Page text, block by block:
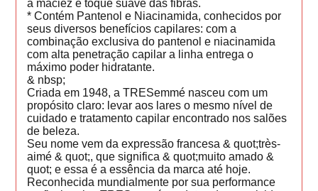
a maciez e toque suave das fibras.
* Contém Pantenol e Niacinamida, conhecidos por
seus diversos benefícios capilares: com a
combinação exclusiva do pantenol e niacinamida
com alta penetração capilar a linha entrega o
máximo poder hidratante.
& nbsp;
Criada em 1948, a TRESemmé nasceu com um
propósito claro: levar aos lares o mesmo nível de
cuidado e tratamento capilar encontrado nos salões
de beleza.
Seu nome vem da expressão francesa & quot;très-
aimé & quot;, que significa & quot;muito amado &
quot; e essa é a essência da marca até hoje.
Reconhecida mundialmente por sua performance